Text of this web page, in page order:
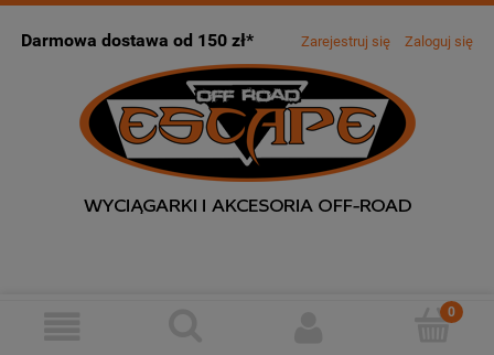
Darmowa dostawa od 150 zł* Zarejestruj się Zaloguj się